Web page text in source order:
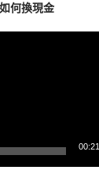
何換現金
00:21